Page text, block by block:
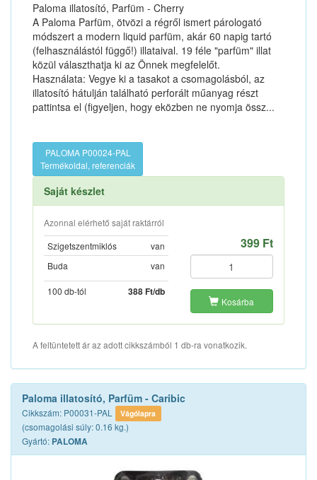
Paloma illatosító, Parfüm - Cherry
A Paloma Parfüm, ötvözi a régről ismert párologató
módszert a modern liquid parfüm, akár 60 napig tartó
(felhasználástól függő!) illataival. 19 féle "parfüm" illat
közül választhatja ki az Önnek megfelelőt.
Használata: Vegye ki a tasakot a csomagolásból, az
illatosító hátulján található perforált műanyag részt
pattintsa el (figyeljen, hogy eközben ne nyomja össz...
PALOMA P00024-PAL
Termékoldal, referenciák
Saját készlet
Azonnal elérhető saját raktárról
Szigetszentmiklós
van
Buda
van
100 db-tól 388 Ft/db
399 Ft
Kosárba
A feltüntetett ár az adott cikkszámból 1 db-ra vonatkozik.
Paloma illatosító, Parfüm - Caribic
Cikkszám: P00031-PAL Vágólapra
(csomagolási súly: 0.16 kg.)
Gyártó: PALOMA